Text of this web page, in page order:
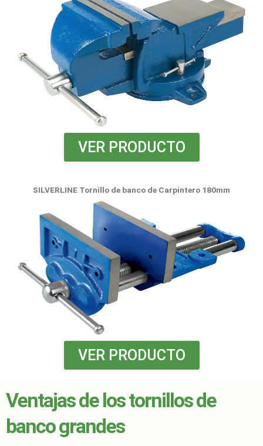
VER PRODUCTO
SILVERLINE Tornillo de banco de Carpintero 180mm
VER PRODUCTO
Ventajas de los tornillos de
banco grandes